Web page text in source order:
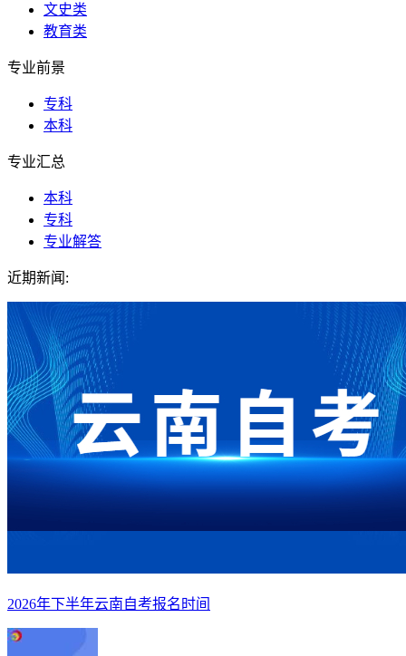
文史类
教育类
专业前景
专科
本科
专业汇总
本科
专科
专业解答
近期新闻:
2026年下半年云南自考报名时间